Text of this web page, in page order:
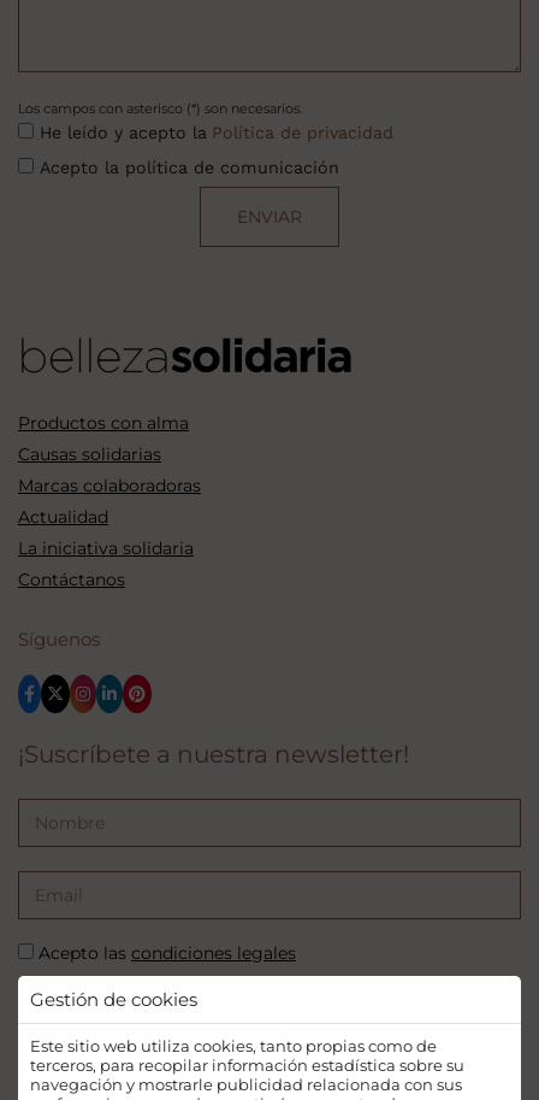
Los campos con asterisco (*) son necesarios.
He leído y acepto la Política de privacidad
Acepto la política de comunicación
ENVIAR
Gestión de cookies
Este sitio web utiliza cookies, tanto propias como de
terceros, para recopilar información estadística sobre su
navegación y mostrarle publicidad relacionada con sus
Productos con alma
Causas solidarias
Marcas colaboradoras
Actualidad
La iniciativa solidaria
Contáctanos
Síguenos
¡Suscríbete a nuestra newsletter!
Acepto las condiciones legales